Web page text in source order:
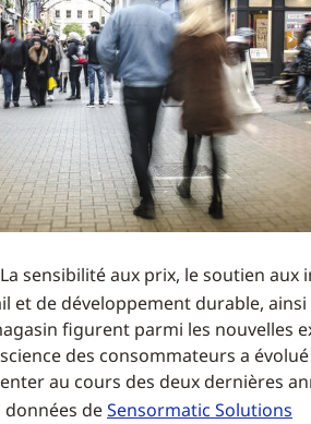
sensibilité aux prix, le soutien aux
et de développement durable, ainsi
figurent parmi les nouvelles
des consommateurs a
au cours des deux dernières
deSensormatic Solutions